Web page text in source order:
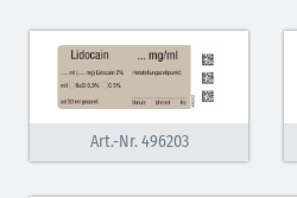
Lokalanästhetika (grau)
Vasopressoren (hellviolett)
Antihypertonika/
Art.-Nr. 496203